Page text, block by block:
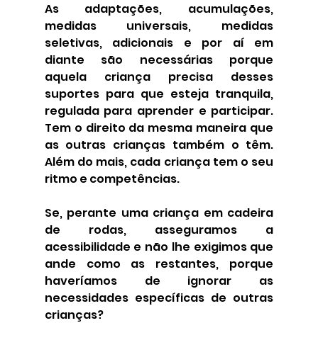
As adaptações, acumulações,
medidas universais, medidas
seletivas, adicionais e por aí em
diante são necessárias porque
aquela criança precisa desses
suportes para que esteja tranquila,
regulada para aprender e participar.
Tem o direito da mesma maneira que
as outras crianças também o têm.
Além do mais, cada criança tem o seu
ritmo e competências.
Se, perante uma criança em cadeira
de rodas, asseguramos a
acessibilidade e não lhe exigimos que
ande como as restantes, porque
haveríamos de ignorar as
necessidades específicas de outras
crianças?